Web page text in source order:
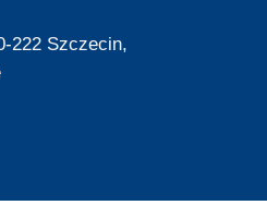
222 Szczecin,